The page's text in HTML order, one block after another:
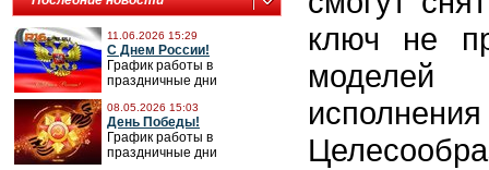
11.06.2026 15:29
С Днем России!
График работы в
праздничные дни
08.05.2026 15:03
День Победы!
График работы в
праздничные дни
ключ не
моделей